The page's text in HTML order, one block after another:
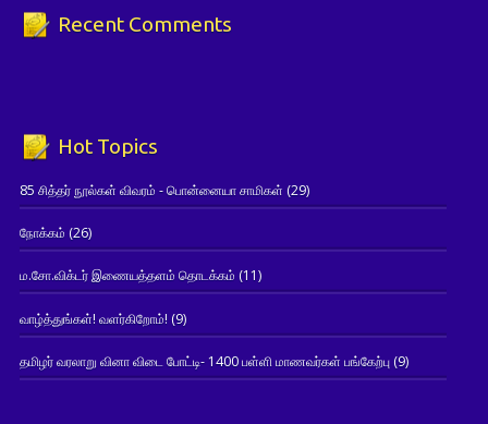
Recent Comments
Hot Topics
85 சித்தர் நூல்கள் விவரம் - பொன்னையா சாமிகள் (29)
நோக்கம் (26)
ம.சோ.விக்டர் இணையத்தளம் தொடக்கம் (11)
வாழ்த்துங்கள்! வளர்கிறோம்! (9)
தமிழர் வரலாறு வினா விடை போட்டி- 1400 பள்ளி மாணவர்கள் பங்கேற்பு(9)